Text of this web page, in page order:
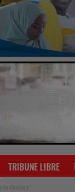
TRIBUNE LIBRE
Guinée’’